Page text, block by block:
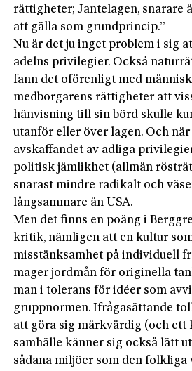
rättigheter; Jantelagen, snarare
att gälla som grundprincip.”
Nu är det ju inget problem i sig
adelns privilegier. Också
fann det oförenligt med
medborgarens rättigheter att
hänvisning till sin börd skulle
utanför eller över lagen. Och
avskaffandet av adliga
politisk jämlikhet (allmän
snarast mindre radikalt och
långsammare än USA.
Men det finns en poäng i
kritik, nämligen att en kultur
misstänksamhet på individuell
mager jordmån för originella
man i tolerans för idéer som
gruppnormen. Ifrågasättande
att göra sig märkvärdig (och
samhälle känner sig också lätt
sådana miljöer som den folkliga